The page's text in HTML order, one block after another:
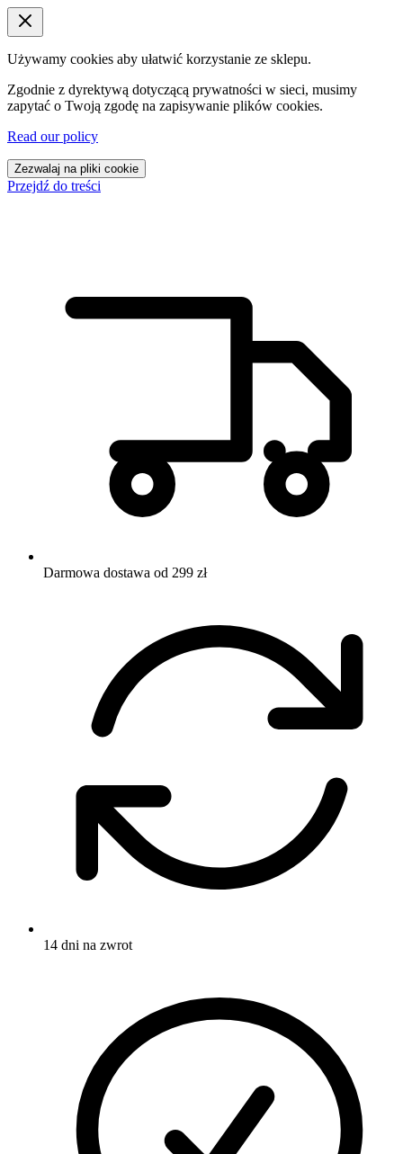
Używamy cookies aby ułatwić korzystanie ze sklepu.
Zgodnie z dyrektywą dotyczącą prywatności w sieci, musimy
zapytać o Twoją zgodę na zapisywanie plików cookies.
Read our policy
Zezwalaj na pliki cookie
Przejdź do treści
Darmowa dostawa od 299 zł
14 dni na zwrot